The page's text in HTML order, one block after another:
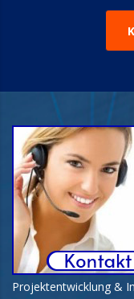
Projektentwicklung &